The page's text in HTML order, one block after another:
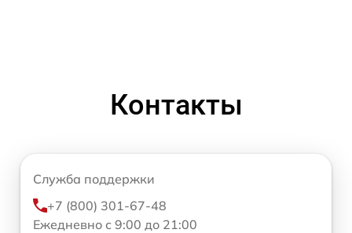
Контакты
Служба поддержки
+7 (800) 301-67-48
Ежедневно с 9:00 до 21:00